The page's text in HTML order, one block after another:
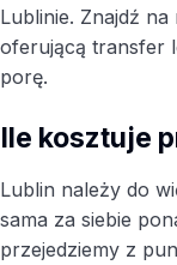
Lublinie. Znajdź
oferującą transfer
porę.
Ile kosztuje
Lublin należy do
sama za siebie
przejedziemy z